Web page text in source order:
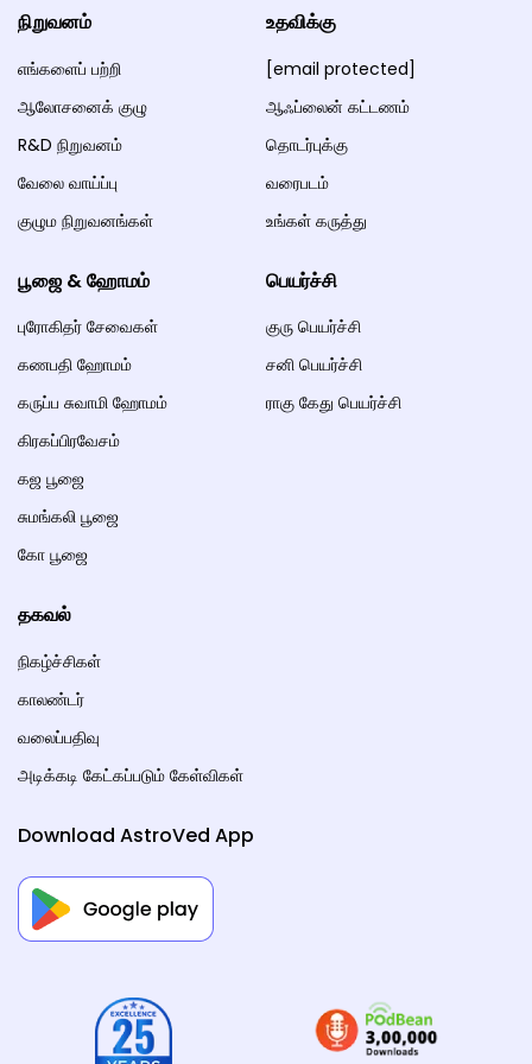
நிறுவனம்
எங்களைப் பற்றி
ஆலோசனைக் குழு
R&D நிறுவனம்
வேலை வாய்ப்பு
குழும நிறுவனங்கள்
உதவிக்கு
[email protected]
ஆஃப்லைன் கட்டணம்
தொடர்புக்கு
வரைபடம்
உங்கள் கருத்து
பூஜை & ஹோமம்
புரோகிதர் சேவைகள்
கணபதி ஹோமம்
கருப்ப சுவாமி ஹோமம்
கிரகப்பிரவேசம்
கஜ பூஜை
சுமங்கலி பூஜை
கோ பூஜை
பெயர்ச்சி
குரு பெயர்ச்சி
சனி பெயர்ச்சி
ராகு கேது பெயர்ச்சி
தகவல்
நிகழ்ச்சிகள்
காலண்டர்
வலைப்பதிவு
அடிக்கடி கேட்கப்படும் கேள்விகள்
Download AstroVed App